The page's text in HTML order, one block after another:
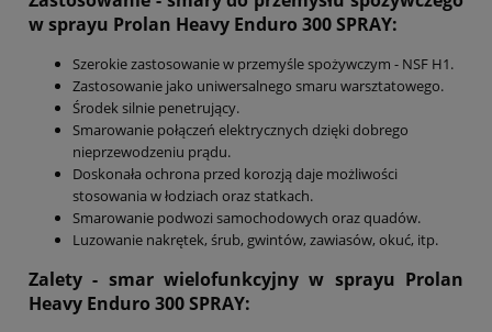
w sprayu Prolan Heavy Enduro 300SPRAY:
Szerokie zastosowanie w przemyśle spożywczym - NSF H1.
Zastosowanie jako uniwersalnego smaru warsztatowego.
Środek silnie penetrujący.
Smarowanie połączeń elektrycznych dzięki dobrego
nieprzewodzeniu prądu.
Doskonała ochrona przed korozją daje możliwości
stosowania w łodziach oraz statkach.
Smarowanie podwozi samochodowych oraz quadów.
Luzowanie nakrętek, śrub, gwintów, zawiasów, okuć, itp.
Zalety - smar wielofunkcyjny w sprayu Prolan
Heavy Enduro 300 SPRAY: